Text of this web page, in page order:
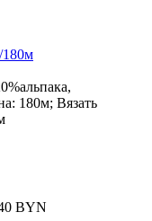
180м
180м; Вязать
BYN